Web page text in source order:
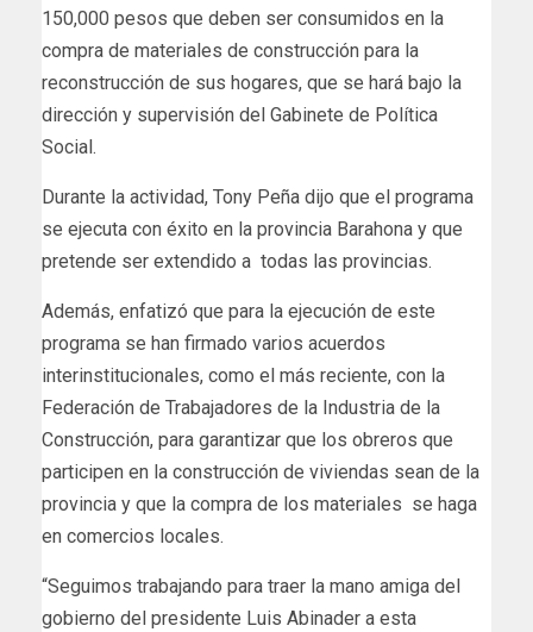
150,000 pesos que deben ser consumidos en la
compra de materiales de construcción para la
reconstrucción de sus hogares, que se hará bajo la
dirección y supervisión del Gabinete de Política
Social.
Durante la actividad, Tony Peña dijo que el programa
se ejecuta con éxito en la provincia Barahona y que
pretende ser extendido a todas las provincias.
Además, enfatizó que para la ejecución de este
programa se han firmado varios acuerdos
interinstitucionales, como el más reciente, con la
Federación de Trabajadores de la Industria de la
Construcción, para garantizar que los obreros que
participen en la construcción de viviendas sean de la
provincia y que la compra de los materiales se haga
en comercios locales.
“Seguimos trabajando para traer la mano amiga del
gobierno del presidente Luis Abinader a esta